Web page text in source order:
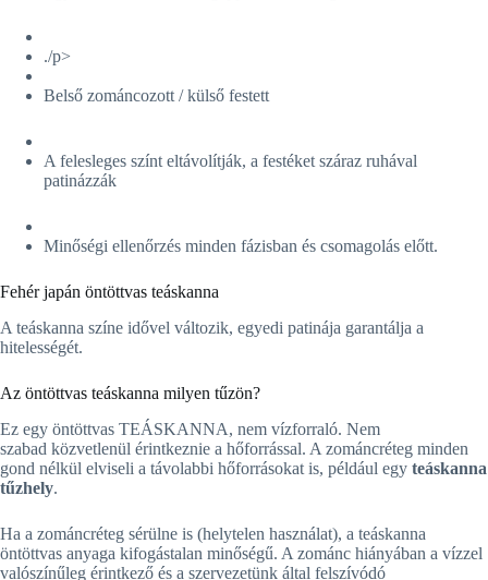
./p>
Belső zománcozott / külső festett
A felesleges színt eltávolítják, a festéket száraz ruhával
patinázzák
Minőségi ellenőrzés minden fázisban és csomagolás előtt.
Fehér japán öntöttvas teáskanna
A teáskanna színe idővel változik, egyedi patinája garantálja a
hitelességét.
Az öntöttvas teáskanna milyen tűzön?
Ez egy öntöttvas TEÁSKANNA, nem vízforraló. Nem
szabad közvetlenül érintkeznie a hőforrással. A zománcréteg minden
gond nélkül elviseli a távolabbi hőforrásokat is, például egy teáskanna
tűzhely.
Ha a zománcréteg sérülne is (helytelen használat), a teáskanna
öntöttvas anyaga kifogástalan minőségű. A zománc hiányában a vízzel
valószínűleg érintkező és a szervezetünk által felszívódó